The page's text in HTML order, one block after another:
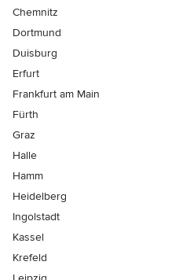
Chemnitz
Dortmund
Duisburg
Erfurt
Frankfurt am Main
Fürth
Graz
Halle
Hamm
Heidelberg
Ingolstadt
Kassel
Krefeld